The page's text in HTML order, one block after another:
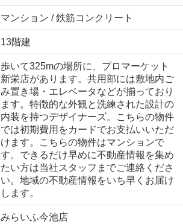
マンション / 鉄筋コンクリート
13階建
歩いて325mの場所に、プロマーケット
新栄店があります。共用部には敷地内ご
み置き場・エレベータなどが揃っており
ます。特徴的な外観と洗練された設計の
内装を持つデザイナーズ。こちらの物件
では初期費用をカードでお支払いいただ
けます。こちらの物件はマンションで
す。できるだけ早めに不動産情報を集め
たい方は当社スタッフまでご連絡くださ
い。地域の不動産情報をいち早くお届け
します。
みらいふ今池店